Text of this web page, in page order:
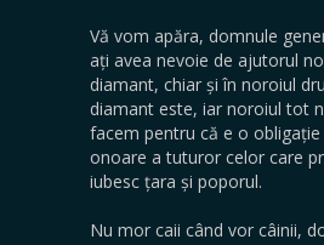
Vă vom apăra, domnule
ați avea nevoie de ajutorul
diamant, chiar și în noroiul
diamant este, iar noroiul tot
facem pentru că e o
onoare a tuturor celor care
iubesc țara și poporul.
Nu mor caii când vor câinii,